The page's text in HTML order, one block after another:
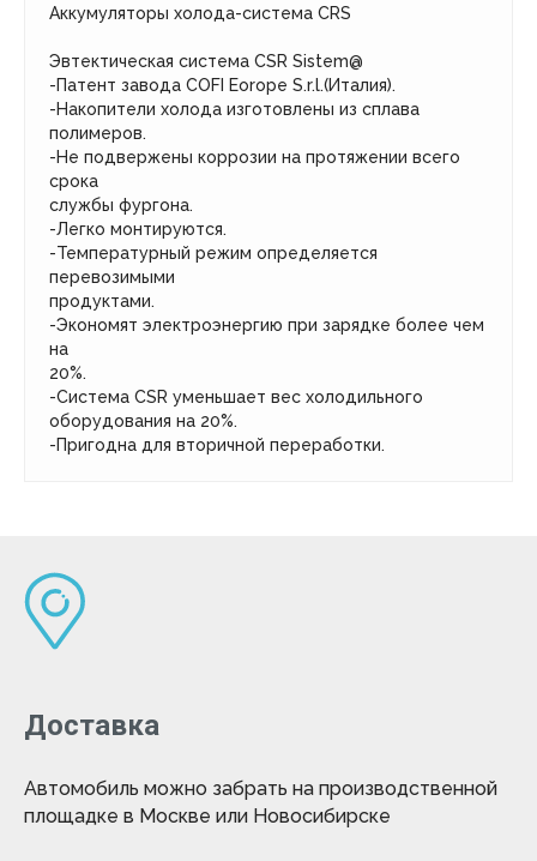
Аккумуляторы холода-система CRS
Эвтектическая система CSR Sistem@
-Патент завода COFI Eorope S.r.l.(Италия).
-Накопители холода изготовлены из сплава
полимеров.
-Не подвержены коррозии на протяжении всего
срока
службы фургона.
-Легко монтируются.
-Температурный режим определяется
перевозимыми
продуктами.
-Экономят электроэнергию при зарядке более чем
на
20%.
-Система CSR уменьшает вес холодильного
оборудования на 20%.
-Пригодна для вторичной переработки.
Доставка
Автомобиль можно забрать на производственной
площадке в Москве или Новосибирске